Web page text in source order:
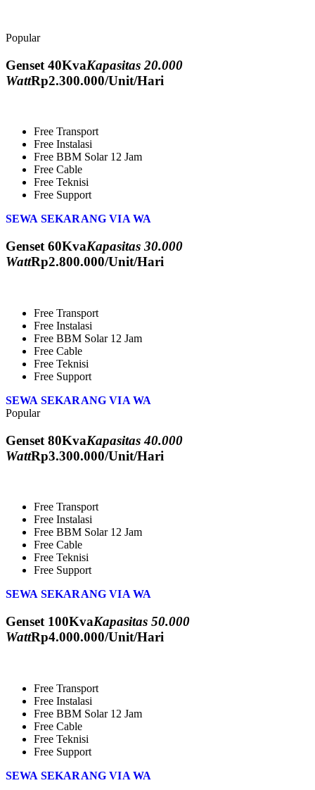
Popular
Genset 40KvaKapasitas 20.000
WattRp2.300.000/Unit/Hari
Free Transport
Free Instalasi
Free BBM Solar 12 Jam
Free Cable
Free Teknisi
Free Support
SEWA SEKARANG VIA WA
Genset 60KvaKapasitas 30.000
WattRp2.800.000/Unit/Hari
Free Transport
Free Instalasi
Free BBM Solar 12 Jam
Free Cable
Free Teknisi
Free Support
SEWA SEKARANG VIA WA
Popular
Genset 80KvaKapasitas 40.000
WattRp3.300.000/Unit/Hari
Free Transport
Free Instalasi
Free BBM Solar 12 Jam
Free Cable
Free Teknisi
Free Support
SEWA SEKARANG VIA WA
Genset 100KvaKapasitas 50.000
WattRp4.000.000/Unit/Hari
Free Transport
Free Instalasi
Free BBM Solar 12 Jam
Free Cable
Free Teknisi
Free Support
SEWA SEKARANG VIA WA